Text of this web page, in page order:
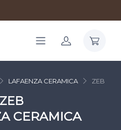
LAFAENZA CERAMICA ZEB
ZEB
CERAMICA